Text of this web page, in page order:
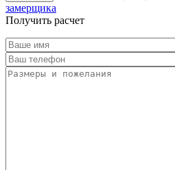
замерщика
Получить расчет